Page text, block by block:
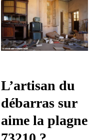
L’artisan du
débarras sur
aime la plagne